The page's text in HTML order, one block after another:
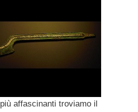
più affascinanti troviamo il